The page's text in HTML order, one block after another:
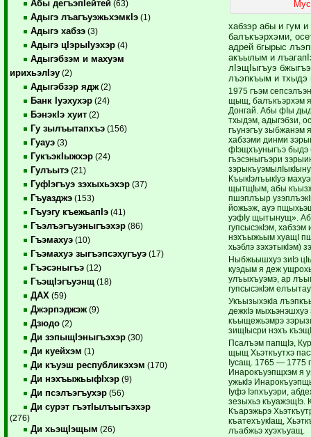
Абы дегъэпIейтей (63)
Адыгэ лъагъуэжьхэмкIэ (1)
Адыгэ хабзэ (3)
Адыгэ цIэрыIуэхэр (4)
Адыгэбзэм и махуэм
ирихьэлIэу (2)
Адыгэбзэр ядж (2)
Банк Iуэхухэр (24)
БэнэкIэ хуит (2)
Гу зылъытапхъэ (156)
Гуауэ (3)
ГукъэкIыжхэр (24)
Гулъытэ (21)
ГуфIэгъуэ зэхыхьэхэр (37)
Гъуазджэ (153)
Гъуэгу къежьапIэ (41)
Гъэлъэгъуэныгъэхэр (86)
Гъэмахуэ (10)
Гъэмахуэ зыгъэпсэхугъуэ (17)
Гъэсэныгъэ (12)
ГъэщIэгъуэнщ (18)
ДАХ (59)
Джэрпэджэж (9)
Дзюдо (2)
Ди зэпыщIэныгъэхэр (30)
Ди куейхэм (1)
Ди къуэш республикэхэм (170)
Ди нэхъыжьыфIхэр (9)
Ди псэлъэгъухэр (56)
Ди сурэт гъэтIылъыгъэхэр
(276)
Ди хьэщIэщым (26)
хабзэр абы и гум
балъкъэрхэми,
адрей бгырыс
акъылым и
лIэщIыгъуэ
лъэпкъым и тхыдэ
1975 гъэм
щыщ, балъкъэрхэм я
Донгай. Абы фIы
тхыдэм, адыгэбзи,
гъунэгъу зыбжанэм
хабзэми динми
фIэщхъуныгъэ быдэ
гъэсэныгъэри
КъыкIэлъыкIуэ
щытщIым, абы
пшэплъыр
йожьэж, ауэ
уэфIу щытынущ».
гупсысэкIэм,
нэхъыжьым хуащI
хьэблэ зэхэтыкIэм)
Ныбжьышхуэ зиIэ
куэдым я деж
улъыхъуэмэ, ар
гупсысэкIэм
УкъызыхэкIа
дежкIэ
къыщежьэмрэ
зищIысри нэхъ
Псалъэм папщIэ,
щыщ Хьэткъутхэ
Iусащ. 1765 — 1775
Инарокъуэпщхэм я
ужькIэ
Iуфэ Iэпхъуэри,
зезыхьэ къуажэщIэ.
Къарэжьрэ
къатехъукIащ,
лъабжьэ хуэхъуащ.